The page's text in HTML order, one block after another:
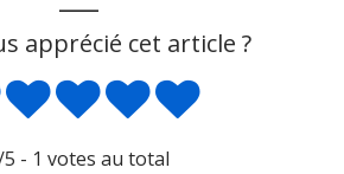
apprécié cet article ?
- 1 votes au total